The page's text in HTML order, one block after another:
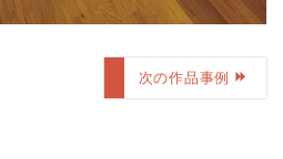
次の作品事例